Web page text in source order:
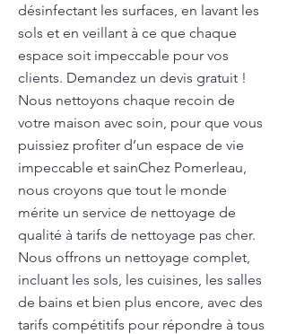
désinfectant les surfaces, en lavant les
sols et en veillant à ce que chaque
espace soit impeccable pour vos
clients. Demandez un devis gratuit !
Nous nettoyons chaque recoin de
votre maison avec soin, pour que vous
puissiez profiter d’un espace de vie
impeccable et sainChez Pomerleau,
nous croyons que tout le monde
mérite un service de nettoyage de
qualité à tarifs de nettoyage pas cher.
Nous offrons un nettoyage complet,
incluant les sols, les cuisines, les salles
de bains et bien plus encore, avec des
tarifs compétitifs pour répondre à tous